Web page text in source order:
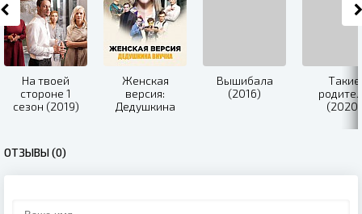
На твоей
стороне 1
сезон (2019)
Женская
версия:
Дедушкина
Вышибала
(2016)
Такие
(2020)
ОТЗЫВЫ (0)